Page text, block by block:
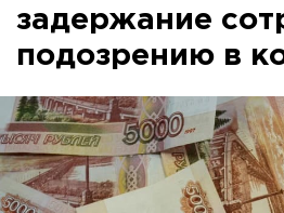
задержание
подозрению в